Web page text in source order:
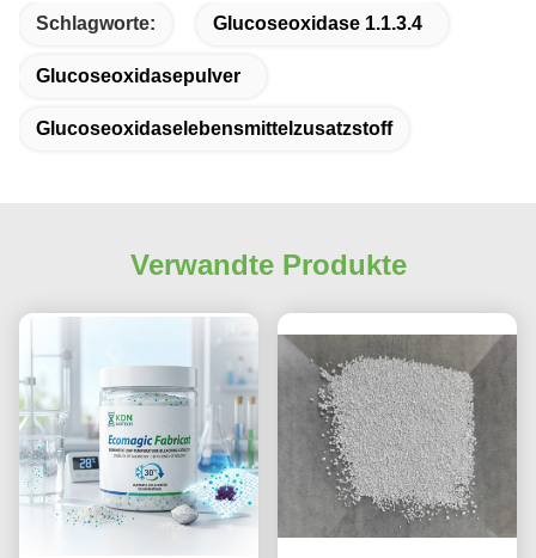
Schlagworte: Glucoseoxidase 1.1.3.4
Glucoseoxidasepulver
Glucoseoxidaselebensmittelzusatzstoff
Verwandte Produkte